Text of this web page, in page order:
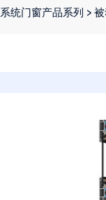
系统门窗产品系列 >